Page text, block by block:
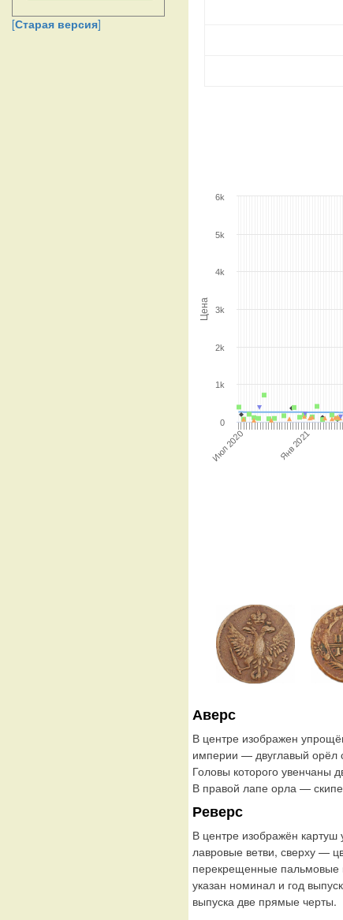
[Старая версия]
Цена
Июл 2020 Янв 2021
0
1k
2k
3k
4k
5k
6k
Аверс
В центре изображен
империи — двуглавый
Головы которого увенчаны
В правой лапе орла —
Реверс
В центре изображён
лавровые ветви, сверху —
перекрещенные пальмовые
указан номинал и год
выпуска две прямые черты.